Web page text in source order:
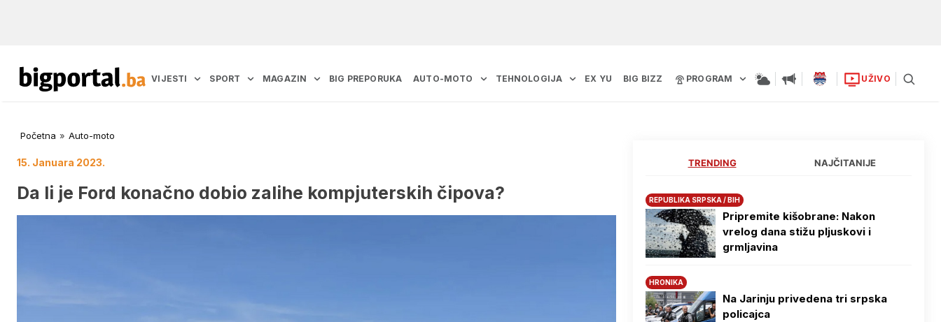
VIJESTI SPORT MAGAZIN BIG PREPORUKA AUTO-MOTO TEHNOLOGIJA EX YU BIG BIZZ PROGRAM UŽIVO
Početna » Auto-moto
15. Januara 2023.
Da li je Ford konačno dobio zalihe kompjuterskih čipova?
TRENDING NAJČITANIJE
REPUBLIKA SRPSKA / BIH
Pripremite kišobrane: Nakon
vrelog dana stižu pljuskovi i
grmljavina
HRONIKA
Na Јarinju privedena tri srpska
policajca